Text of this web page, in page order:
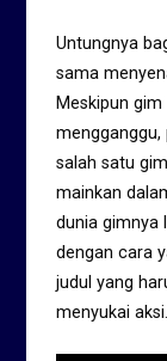
Untungnya
sama
Meskipun
mengganggu,
salah satu
mainkan
dunia gimnya
dengan cara
judul yang
menyukai aksi.